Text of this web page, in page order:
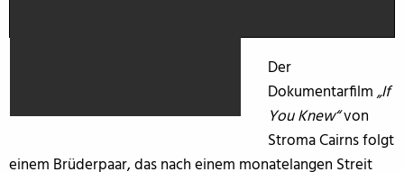
Der
Dokumentarfilm„If
You Knew“von
Stroma Cairns folgt
einem Brüderpaar, das nach einem monatelangen Streit